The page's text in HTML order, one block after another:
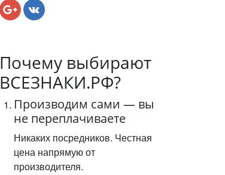
Почему выбирают
ВСЕЗНАКИ.РФ?
Производим сами — вы
не переплачиваете
Никаких посредников. Честная
цена напрямую от
производителя.